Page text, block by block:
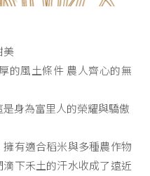
美
的風土條件 農人齊心的無
身為富里人的榮耀與驕傲
有適合稻米與多種農作物
下禾土的汗水收成了遠近